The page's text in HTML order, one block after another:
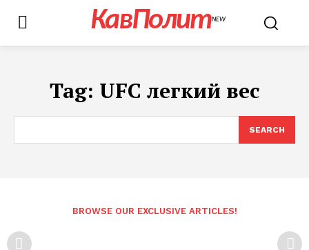
КавПолитNEW
Tag: UFC легкий вес
SEARCH
BROWSE OUR EXCLUSIVE ARTICLES!